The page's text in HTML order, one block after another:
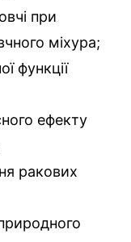
при
міхура;
функції
ефекту
ракових